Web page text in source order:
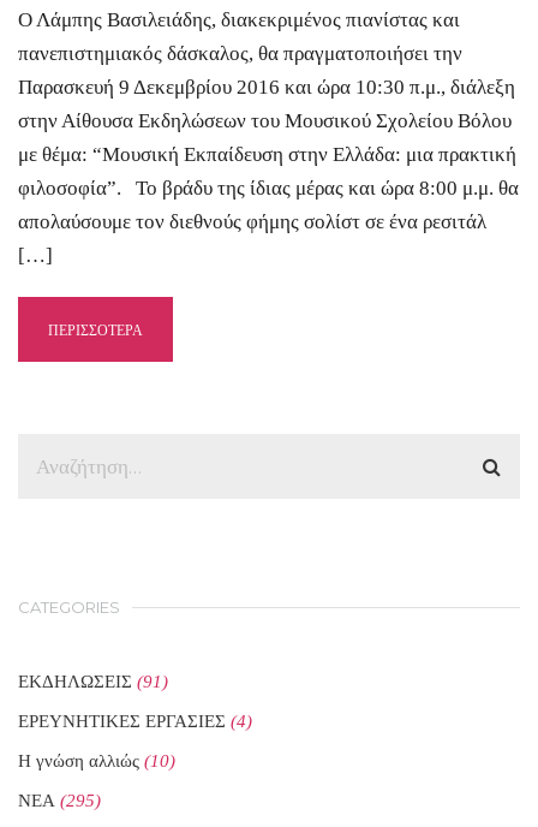
Ο Λάμπης Βασιλειάδης, διακεκριμένος πιανίστας και
πανεπιστημιακός δάσκαλος, θα πραγματοποιήσει την
Παρασκευή 9 Δεκεμβρίου 2016 και ώρα 10:30 π.μ., διάλεξη
στην Αίθουσα Εκδηλώσεων του Μουσικού Σχολείου Βόλου
με θέμα: “Μουσική Εκπαίδευση στην Ελλάδα: μια πρακτική
φιλοσοφία”. Το βράδυ της ίδιας μέρας και ώρα 8:00 μ.μ. θα
απολαύσουμε τον διεθνούς φήμης σολίστ σε ένα ρεσιτάλ
[…]
ΠΕΡΙΣΣΟΤΕΡΑ
CATEGORIES
ΕΚΔΗΛΩΣΕΙΣ (91)
ΕΡΕΥΝΗΤΙΚΕΣ ΕΡΓΑΣΙΕΣ (4)
Η γνώση αλλιώς (10)
ΝΕΑ (295)